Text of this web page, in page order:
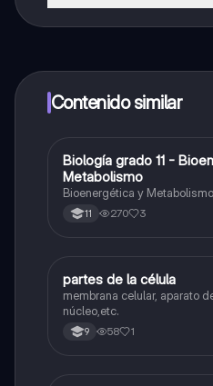
a determinadas funciones.
Contenido similar
BBiologia
Biología grado 11 -
Metabolismo
Bioenergética y Metabolismo
11 270 3
PBiologia
partes de la célula
membrana celular, aparato
núcleo,etc.
9 58 1